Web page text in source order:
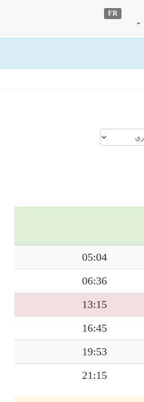
FR
05:04
06:36
13:15
16:45
19:53
21:15